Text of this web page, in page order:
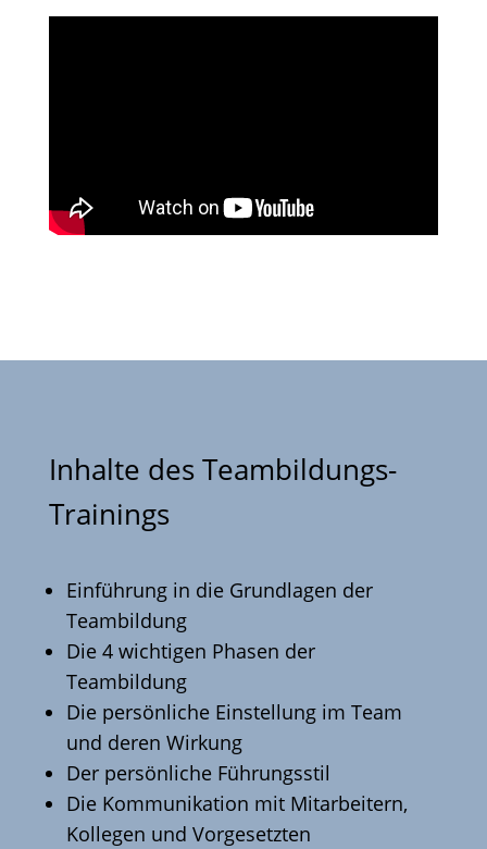
Inhalte des Teambildungs-
Trainings
Einführung in die Grundlagen der
Teambildung
Die 4 wichtigen Phasen der
Teambildung
Die persönliche Einstellung im Team
und deren Wirkung
Der persönliche Führungsstil
Die Kommunikation mit Mitarbeitern,
Kollegen und Vorgesetzten